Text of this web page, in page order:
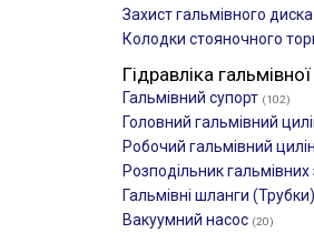
Захист гальмівного диска
Колодки стояночного
Гідравліка
Гальмівний супорт (102)
Головний гальмівний
Робочий гальмівний
Розподільник гальмівних
Гальмівні шланги (Трубки)
Вакуумний насос (20)